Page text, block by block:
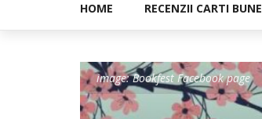
HOME RECENZII CARTI BUNE
image: Bookfest Facebook page